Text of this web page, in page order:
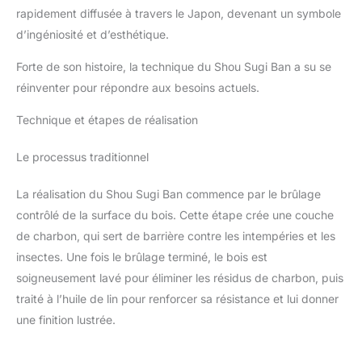
rapidement diffusée à travers le Japon, devenant un symbole
d’ingéniosité et d’esthétique.
Forte de son histoire, la technique du Shou Sugi Ban a su se
réinventer pour répondre aux besoins actuels.
Technique et étapes de réalisation
Le processus traditionnel
La réalisation du Shou Sugi Ban commence par le brûlage
contrôlé de la surface du bois. Cette étape crée une couche
de charbon, qui sert de barrière contre les intempéries et les
insectes. Une fois le brûlage terminé, le bois est
soigneusement lavé pour éliminer les résidus de charbon, puis
traité à l’huile de lin pour renforcer sa résistance et lui donner
une finition lustrée.